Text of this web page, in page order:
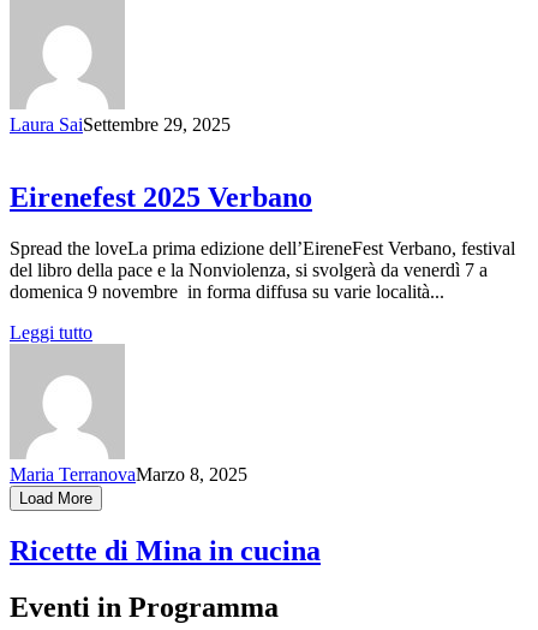
Laura SaiSettembre 29, 2025
Eirenefest 2025 Verbano
Spread the loveLa prima edizione dell’EireneFest Verbano, festival
del libro della pace e la Nonviolenza, si svolgerà da venerdì 7 a
domenica 9 novembre in forma diffusa su varie località...
Leggi tutto
Maria TerranovaMarzo 8, 2025
Load More
Ricette di Mina in cucina
Eventi in Programma